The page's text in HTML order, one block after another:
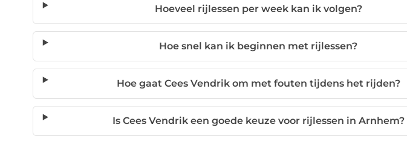
Hoeveel rijlessen per week kan ik volgen?
Hoe snel kan ik beginnen met rijlessen?
Hoe gaat Cees Vendrik om met fouten tijdens het rijden?
Is Cees Vendrik een goede keuze voor rijlessen in Arnhem?